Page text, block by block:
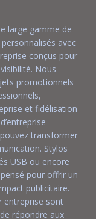
large gamme de
avec
conçus pour
Nous
promotionnels
et fidélisation
transformer
Stylos
USB ou encore
pour offrir un
publicitaire.
entreprise sont
répondre aux